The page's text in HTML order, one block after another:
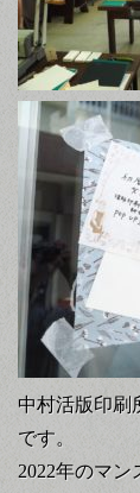
中村活版印刷
です。
2022年のマ